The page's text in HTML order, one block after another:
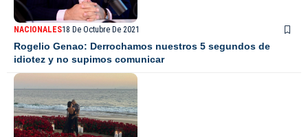
NACIONALES18 De Octubre De 2021
Rogelio Genao: Derrochamos nuestros 5 segundos de
idiotez y no supimos comunicar